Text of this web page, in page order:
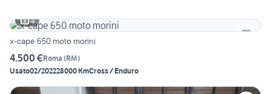
4
x-cape 650 moto morini
4.500 €Roma (RM)
Usato02/202228000 KmCross / Enduro